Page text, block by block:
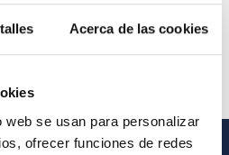
Acerca de las cookies
se usan para personalizar
ofrecer funciones de redes